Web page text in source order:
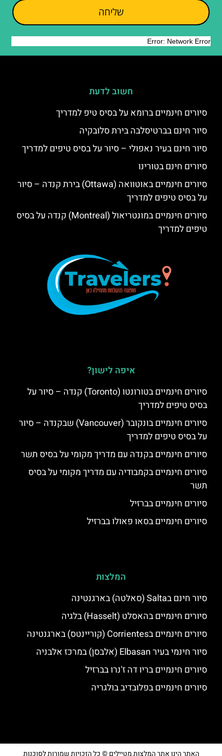
שליחה
חשוב לדעת
סיורים חינמיים ברומא על בסיס טיפ למדריך
סיור חינם בברטיסלבה בירת סלובקיה
סיור חינם בעיר נאפולי – סיור על בסיס טיפים למדריך
סיורים חינם בטורינו
סיורים חינמיים באוטוואה (Ottawa) בירת קנדה – סיור
על בסיס טיפים למדריך
סיורים חינמיים במונטריאול (Montreal) קנדה על בסיס
טיפים למדריך
איפה לישון?
סיורים חינמיים בטורונטו (Toronto) קנדה – סיור על
בסיס טיפים למדריך
סיורים חינמיים בונקובר (Vancouver) שבקנדה – סיור
על בסיס טיפים למדריך
סיורים חינמיים בקנדה עם מדריך מקומי על בסיס תשר
סיורים חינמיים בקמבודיה עם מדריך מקומי על בסיס
תשר
סיורים חינמיים בברזיל
סיורים חינמיים בסאו פאולו בברזיל
המלצות
סיור חינם בSalta (סאלטה) בארגנטינה
סיורים חינמיים בהאסלט (Hasselt) בלגיה
סיורים חינמיים בCorrientes (קוריינטס) בארגנטינה
סיור חינמי בעיר Elbasan (אלבסן) במרכז אלבניה
סיורים חינמיים בריו דה ז'נרו בברזיל
סיורים חינמיים בפלובדיב בולגריה
האתר הינו אתר המלצות מטיילים © כל הזכויות שמורות לסוכנות